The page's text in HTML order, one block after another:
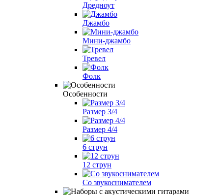
Дредноут
Джамбо
Мини-джамбо
Тревел
Фолк
Особенности
Размер 3/4
Размер 4/4
6 струн
12 струн
Со звукоснимателем